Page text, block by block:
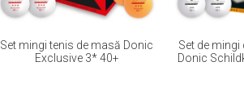
Set mingi tenis de masă Donic
Exclusive 3* 40+
Set de mingi
Donic